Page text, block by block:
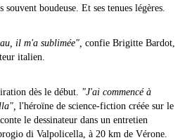
boudeuse. Et ses tenues légères.
il m'a sublimée", confie Brigitte Bardot,
italien.
dès le début. "J'ai commencé à
l'héroïne de science-fiction créée sur le
le dessinateur dans un entretien
di Valpolicella, à 20 km de Vérone.